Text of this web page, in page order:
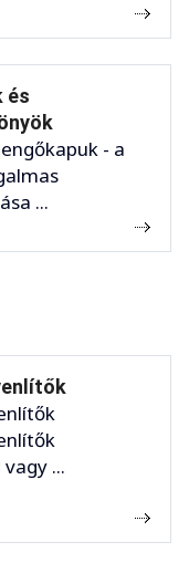
és
- a
...
...